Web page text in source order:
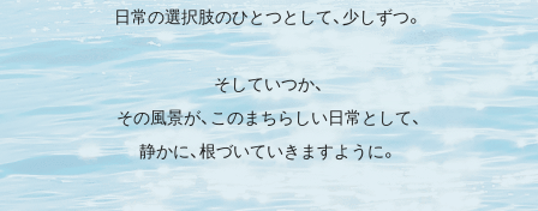
日常の選択肢のひとつとして、少しずつ。
そしていつか、
その風景が、このまちらしい日常として、
静かに、根づいていきますように。